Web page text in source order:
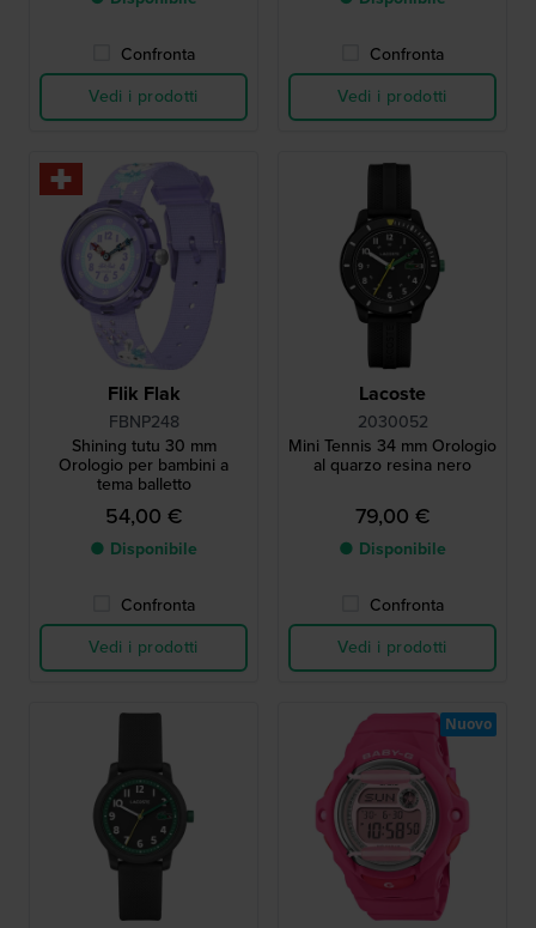
Confronta
Vedi i prodotti
Confronta
Vedi i prodotti
Flik Flak
FBNP248
Shining tutu 30 mm
Orologio per bambini a
tema balletto
54,00 €
● Disponibile
Confronta
Vedi i prodotti
Lacoste
2030052
Mini Tennis 34 mm Orologio
al quarzo resina nero
79,00 €
● Disponibile
Confronta
Vedi i prodotti
Nuovo